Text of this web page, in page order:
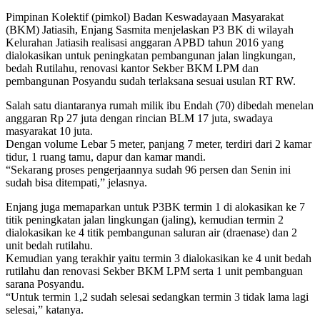
Pimpinan Kolektif (pimkol) Badan Keswadayaan Masyarakat
(BKM) Jatiasih, Enjang Sasmita menjelaskan P3 BK di wilayah
Kelurahan Jatiasih realisasi anggaran APBD tahun 2016 yang
dialokasikan untuk peningkatan pembangunan jalan lingkungan,
bedah Rutilahu, renovasi kantor Sekber BKM LPM dan
pembangunan Posyandu sudah terlaksana sesuai usulan RT RW.
Salah satu diantaranya rumah milik ibu Endah (70) dibedah menelan
anggaran Rp 27 juta dengan rincian BLM 17 juta, swadaya
masyarakat 10 juta.
Dengan volume Lebar 5 meter, panjang 7 meter, terdiri dari 2 kamar
tidur, 1 ruang tamu, dapur dan kamar mandi.
“Sekarang proses pengerjaannya sudah 96 persen dan Senin ini
sudah bisa ditempati,” jelasnya.
Enjang juga memaparkan untuk P3BK termin 1 di alokasikan ke 7
titik peningkatan jalan lingkungan (jaling), kemudian termin 2
dialokasikan ke 4 titik pembangunan saluran air (draenase) dan 2
unit bedah rutilahu.
Kemudian yang terakhir yaitu termin 3 dialokasikan ke 4 unit bedah
rutilahu dan renovasi Sekber BKM LPM serta 1 unit pembanguan
sarana Posyandu.
“Untuk termin 1,2 sudah selesai sedangkan termin 3 tidak lama lagi
selesai,” katanya.